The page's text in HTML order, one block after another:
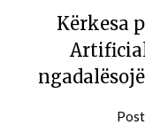
Kërkesa